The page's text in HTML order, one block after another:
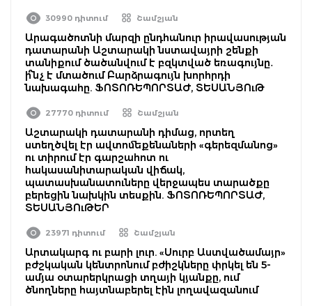
30990 դիտում Շամշյան
Արագածոտնի մարզի ընդհանուր իրավասության
դատարանի Աշտարակի նստավայրի շենքի
տանիքում ծածանվում է բզկտված եռագույնը․
ի՞նչ է մտածում Բարձրագույն խորհրդի
նախագահը. ՖՈՏՈՌԵՊՈՐՏԱԺ, ՏԵՍԱՆՅՈւԹ
27770 դիտում Շամշյան
Աշտարակի դատարանի դիմաց, որտեղ
ստեղծվել էր ավտոմեքենաների «գերեզմանոց»
ու տիրում էր գարշահոտ ու
հակասանիտարական վիճակ,
պատասխանատուները վերջապես տարածքը
բերեցին նախկին տեսքին. ՖՈՏՈՌԵՊՈՐՏԱԺ,
ՏԵՍԱՆՅՈւԹԵՐ
23971 դիտում Շամշյան
Արտակարգ ու բարի լուր. «Սուրբ Աստվածամայր»
բժշկական կենտրոնում բժիշկները փրկել են 5-
ամյա օտարերկրացի տղայի կյանքը, ում
ծնողները հայտնաբերել էին լողավազանում